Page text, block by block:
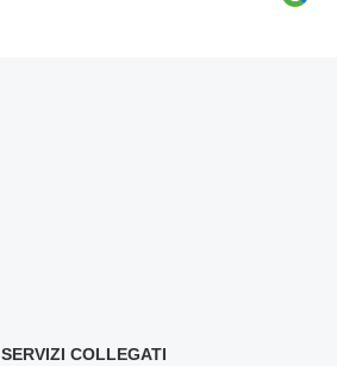
SERVIZI COLLEGATI